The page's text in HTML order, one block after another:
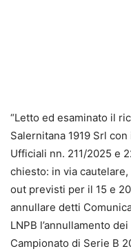
“Letto ed esaminato il
Salernitana 1919 Srl
Ufficiali nn. 211/2025 e
chiesto: in via
out previsti per il 15 e
annullare detti
LNPB l’annullamento
Campionato di Serie B